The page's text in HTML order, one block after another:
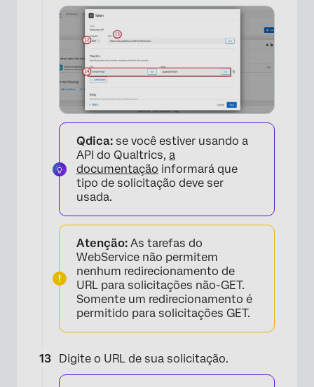
Qdica: se você estiver usando a
API do Qualtrics, a
documentação informará que
tipo de solicitação deve ser
usada.
Atenção: As tarefas do
WebService não permitem
nenhum redirecionamento de
URL para solicitações não-GET.
Somente um redirecionamento é
permitido para solicitações GET.
Digite o URL de sua solicitação.